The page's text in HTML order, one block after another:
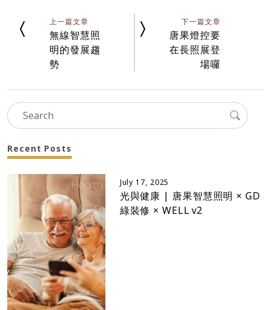
上一篇文章
無線智慧照
明的發展趨
勢
下一篇文章
唐果燈控要
在長照展登
場囉
Recent Posts
July 17, 2025
光與健康 | 唐果智慧照明 × GD
綠裝修 × WELL v2